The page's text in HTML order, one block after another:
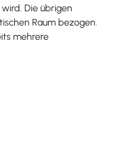
Die übrigen
Raum bezogen.
mehrere